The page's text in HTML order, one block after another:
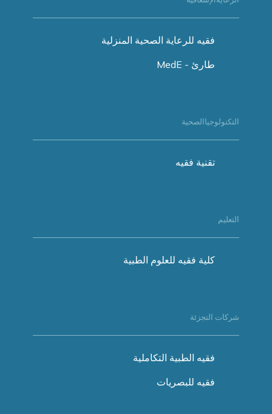
فقيه للرعاية الصحية المنزلية
طارئ - MedE
التكنولوجياالصحية
تقنية فقيه
التعليم
كلية فقيه للعلوم الطبية
شركات التجزئة
فقيه الطبية التكاملية
فقيه للبصريات